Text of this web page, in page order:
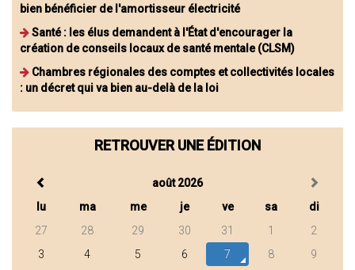
bien bénéficier de l'amortisseur électricité
Santé : les élus demandent à l'État d'encourager la
création de conseils locaux de santé mentale (CLSM)
Chambres régionales des comptes et collectivités locales
: un décret qui va bien au-delà de la loi
RETROUVER UNE ÉDITION
août 2026
lu
ma me je ve sa
di
27
28 29 30 31 1
2
3
4 5 6 7 8
9